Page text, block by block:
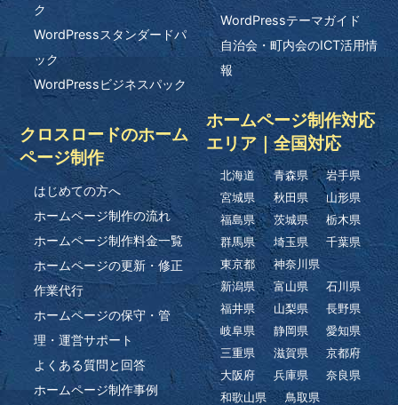
ク
WordPressスタンダードパ
ック
WordPressビジネスパック
クロスロードのホーム
ページ制作
はじめての方へ
ホームページ制作の流れ
ホームページ制作料金一覧
ホームページの更新・修正
作業代行
ホームページの保守・管
理・運営サポート
よくある質問と回答
ホームページ制作事例
WordPressテーマガイド
自治会・町内会のICT活用情
報
ホームページ制作対応
エリア｜全国対応
北海道 青森県
岩手県
宮城県
秋田県
山形県
福島県
茨城県
栃木県
群馬県
埼玉県
千葉県
東京都
神奈川県
新潟県
富山県
石川県
福井県
山梨県
長野県
岐阜県
静岡県
愛知県
三重県
滋賀県
京都府
大阪府
兵庫県
奈良県
和歌山県
鳥取県